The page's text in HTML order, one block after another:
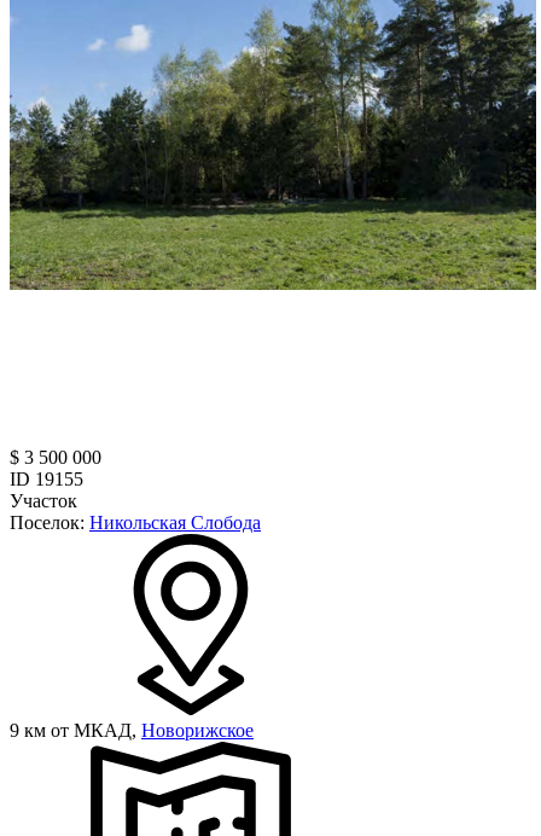
$ 3 500 000
ID 19155
Участок
Поселок: Никольская Слобода
9 км от МКАД, Новорижское